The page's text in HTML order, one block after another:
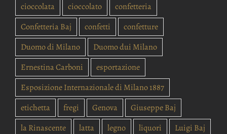
cioccolata
cioccolato
confetteria
Confetteria Baj
confetti
confetture
Duomo di Milano
Duomo dui Milano
Ernestina Carboni
esportazione
Esposizione Internazionale di Milano 1887
etichetta
fregi Genova
Giuseppe Baj
la Rinascente
latta legno liquori
Luigi Baj